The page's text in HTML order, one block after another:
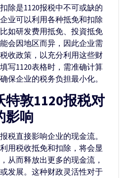
除是1120报税中不可或缺的
业可以利用各种抵免和扣除
如研发费用抵免、投資抵免
会因地区而异，因此企业需
收政策，以充分利用这些财
写1120表格时，需准确计算
保企业的税务负担最小化。
特敦1120报税对
影响
税直接影响企业的现金流。
用税收抵免和扣除，将会显
从而释放出更多的现金流，
发展。这种财政灵活性对于